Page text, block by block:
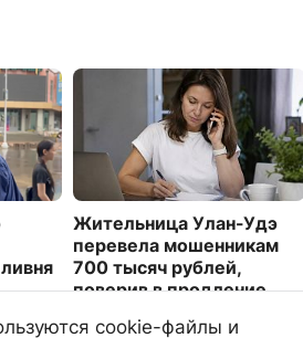
Жительница Улан-Удэ
перевела мошенникам
700 тысяч рублей,
поверив в продление
cookie-файлы и